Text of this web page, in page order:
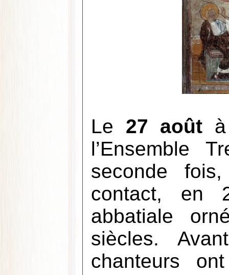
Le 27 août
l’Ensemble
seconde
contact, en
abbatiale
siècles.
chanteurs